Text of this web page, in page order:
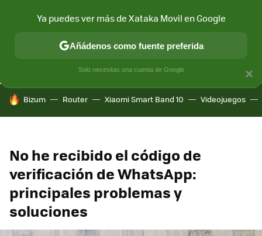
CONECTIVIDAD MÓVIL Y SOCIEDAD APLICACIONES
HOY SE HABLA DE
Bizum Router Xiaomi Smart Band 10 Videojuegos
No he recibido el código de
verificación de WhatsApp:
principales problemas y
soluciones
×
Ya puedes ver más de Xataka Movil en Google
Añádenos como fuente preferida
Solo necesitas una cuenta de Google